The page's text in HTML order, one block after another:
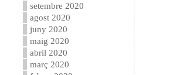
setembre 2020
agost 2020
juny 2020
maig 2020
abril 2020
març 2020